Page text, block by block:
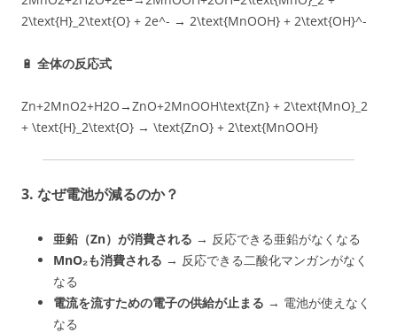
2\text{H}_2\text{O} + 2e^- → 2\text{MnOOH} + 2\text{OH}^-
🔋 全体の反応式
Zn+2MnO2+H2O→ZnO+2MnOOH\text{Zn} + 2\text{MnO}_2
+ \text{H}_2\text{O} → \text{ZnO} + 2\text{MnOOH}
3. なぜ電池が減るのか？
亜鉛（Zn）が消費される → 反応できる亜鉛がなくなる
MnO₂も消費される → 反応できる二酸化マンガンがなく
なる
電流を流すための電子の供給が止まる → 電池が使えなく
なる